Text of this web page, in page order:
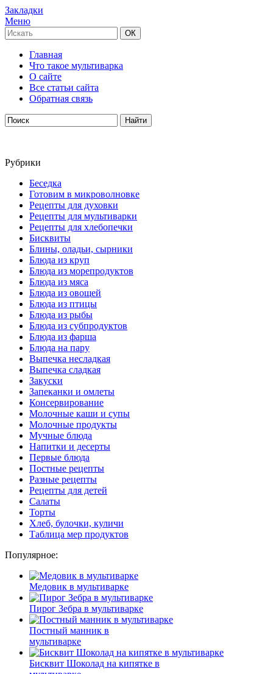
Закладки
Меню
Главная
Что такое мультиварка
О сайте
Все статьи сайта
Обратная связь
Рубрики
Беседка
Готовим в микроволновке
Рецепты для духовки
Рецепты для мультиварки
Рецепты для хлебопечки
Бисквиты
Блины, оладьи, сырники
Блюда из круп
Блюда из морепродуктов
Блюда из мяса
Блюда из овощей
Блюда из птицы
Блюда из рыбы
Блюда из субпродуктов
Блюда из фарша
Блюда на пару
Выпечка несладкая
Выпечка сладкая
Закуски
Запеканки и омлеты
Консервирование
Молочные каши и супы
Молочные продукты
Мучные блюда
Напитки и десерты
Первые блюда
Постные рецепты
Разные рецепты
Рецепты для детей
Салаты
Торты
Хлеб, булочки, куличи
Таблица мер продуктов
Популярное:
Медовик в мультиварке
Пирог Зебра в мультиварке
Постный манник в
мультиварке
Бисквит Шоколад на кипятке в